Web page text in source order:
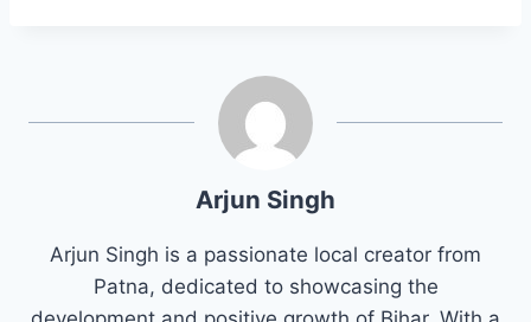
Arjun Singh
Arjun Singh is a passionate local creator from
Patna, dedicated to showcasing the